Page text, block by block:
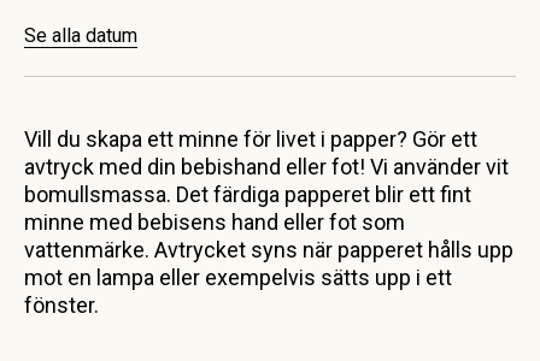
Se alla datum
Vill du skapa ett minne för livet i papper? Gör ett
avtryck med din bebishand eller fot! Vi använder vit
bomullsmassa. Det färdiga papperet blir ett fint
minne med bebisens hand eller fot som
vattenmärke. Avtrycket syns när papperet hålls upp
mot en lampa eller exempelvis sätts upp i ett
fönster.